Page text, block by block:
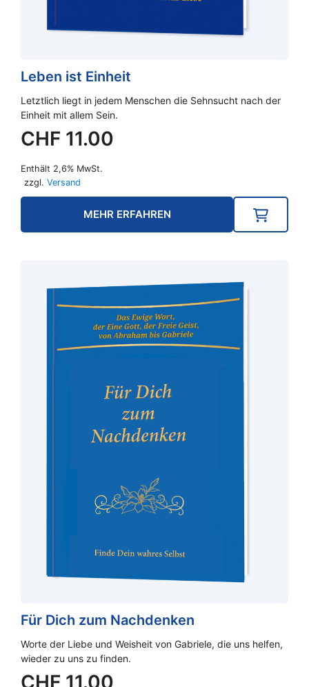
Leben ist Einheit
Letztlich liegt in jedem Menschen die Sehnsucht nach der
Einheit mit allem Sein.
CHF 11.00
Enthält 2,6% MwSt.
zzgl. Versand
MEHR ERFAHREN
Für Dich zum Nachdenken
Worte der Liebe und Weisheit von Gabriele, die uns helfen,
wieder zu uns zu finden.
CHF 11.00